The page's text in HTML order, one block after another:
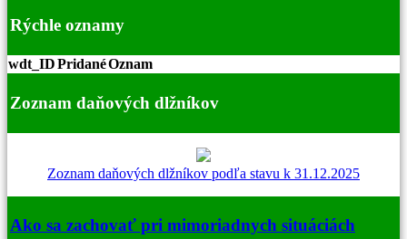
Rýchle oznamy
wdt_IDPridanéOznam
Zoznam daňových dlžníkov
Zoznam daňových dlžníkov podľa stavu k 31.12.2025
Ako sa zachovať pri mimoriadnych situáciách